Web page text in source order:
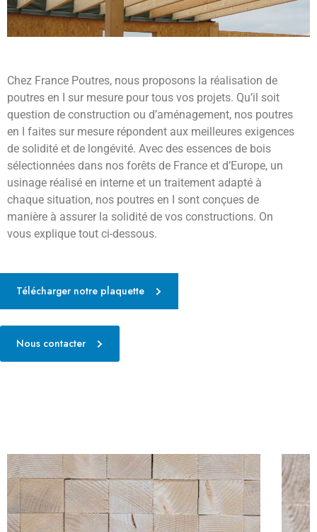
Chez France Poutres, nous proposons la réalisation de
poutres en I sur mesure pour tous vos projets. Qu’il soit
question de construction ou d’aménagement, nos poutres
en I faites sur mesure répondent aux meilleures exigences
de solidité et de longévité. Avec des essences de bois
sélectionnées dans nos forêts de France et d’Europe, un
usinage réalisé en interne et un traitement adapté à
chaque situation, nos poutres en I sont conçues de
manière à assurer la solidité de vos constructions. On
vous explique tout ci-dessous.
Télécharger notre plaquette
Nous contacter